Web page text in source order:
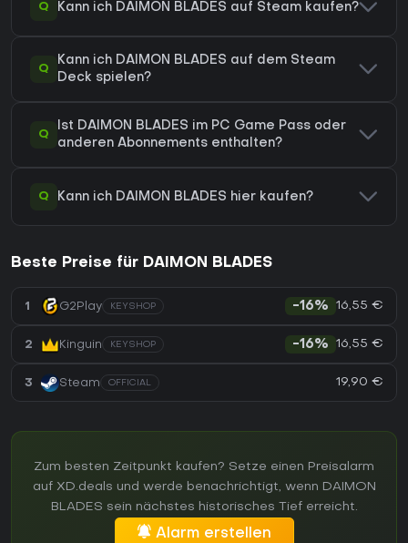
Q Kann ich DAIMON BLADES auf Steam kaufen?
Q
Kann ich DAIMON BLADES auf dem Steam
Deck spielen?
Q
Ist DAIMON BLADES im PC Game Pass oder
anderen Abonnements enthalten?
Q Kann ich DAIMON BLADES hier kaufen?
Beste Preise für DAIMON BLADES
1 G2Play KEYSHOP -16% 16,55 €
2 Kinguin KEYSHOP -16% 16,55 €
3 Steam OFFICIAL 19,90 €
Zum besten Zeitpunkt kaufen? Setze einen Preisalarm
auf XD.deals und werde benachrichtigt, wenn DAIMON
BLADES sein nächstes historisches Tief erreicht.
Alarm erstellen